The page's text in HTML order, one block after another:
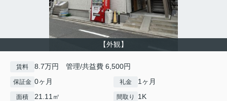
【外観】
賃料 8.7万円 管理/共益費 6,500円
保証金 0ヶ月 礼金 1ヶ月
面積 21.11㎡ 間取り 1K